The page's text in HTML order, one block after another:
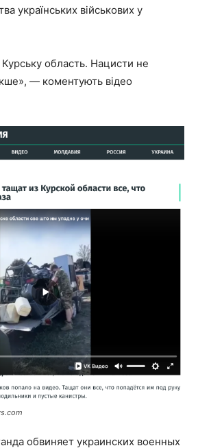
українських військових у
область. Нацисти не
— коментують відео
обвиняет украинских военных